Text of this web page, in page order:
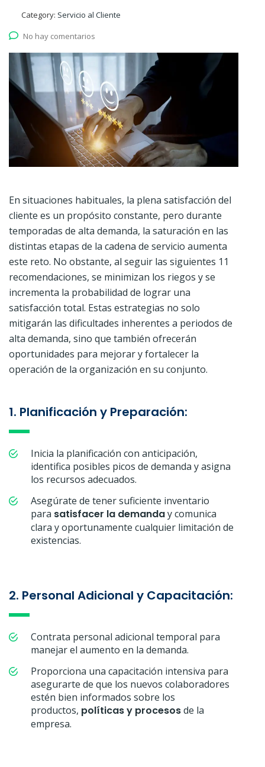
Category: Servicio al Cliente
No hay comentarios
En situaciones habituales, la plena satisfacción del
cliente es un propósito constante, pero durante
temporadas de alta demanda, la saturación en las
distintas etapas de la cadena de servicio aumenta
este reto. No obstante, al seguir las siguientes 11
recomendaciones, se minimizan los riegos y se
incrementa la probabilidad de lograr una
satisfacción total. Estas estrategias no solo
mitigarán las dificultades inherentes a periodos de
alta demanda, sino que también ofrecerán
oportunidades para mejorar y fortalecer la
operación de la organización en su conjunto.
1. Planificación y Preparación:
Inicia la planificación con anticipación,
identifica posibles picos de demanda y asigna
los recursos adecuados.
Asegúrate de tener suficiente inventario
para satisfacer la demanday comunica
clara y oportunamente cualquier limitación de
existencias.
2. Personal Adicional y Capacitación:
Contrata personal adicional temporal para
manejar el aumento en la demanda.
Proporciona una capacitación intensiva para
asegurarte de que los nuevos colaboradores
estén bien informados sobre los
productos, políticas y procesosde la
empresa.